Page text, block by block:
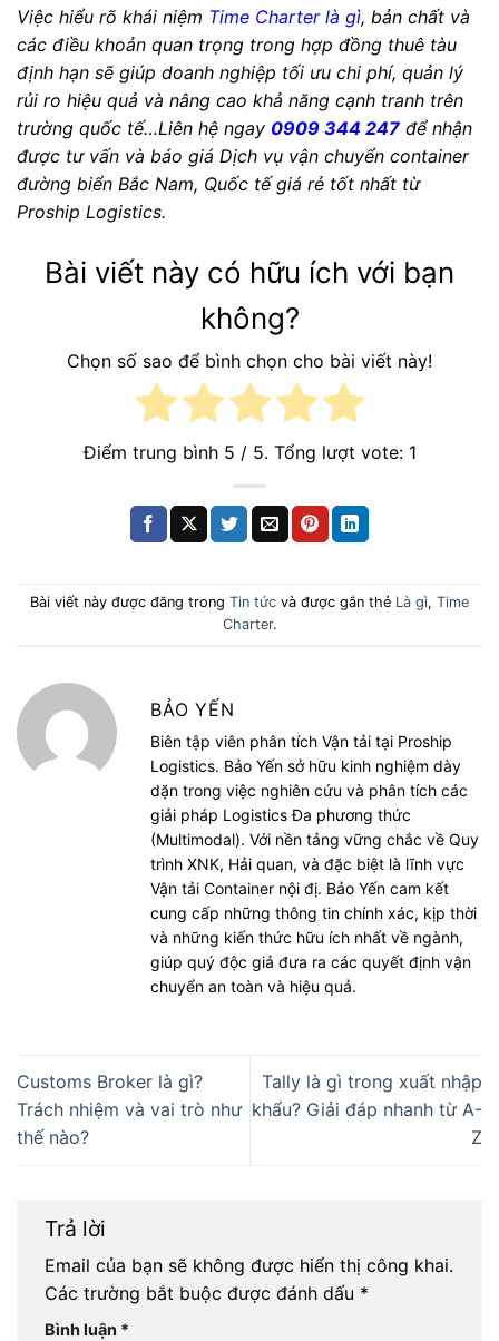
Việc hiểu rõ khái niệm Time Charter là gì, bản chất và
các điều khoản quan trọng trong hợp đồng thuê tàu
định hạn sẽ giúp doanh nghiệp tối ưu chi phí, quản lý
rủi ro hiệu quả và nâng cao khả năng cạnh tranh trên
trường quốc tế…Liên hệ ngay 0909 344 247 để nhận
được tư vấn và báo giá Dịch vụ vận chuyển container
đường biển Bắc Nam, Quốc tế giá rẻ tốt nhất từ
Proship Logistics.
Bài viết này có hữu ích với bạn
không?
Chọn số sao để bình chọn cho bài viết này!
Điểm trung bình 5 / 5. Tổng lượt vote: 1
Bài viết này được đăng trong Tin tức và được gắn thẻ Là gì, Time
Charter.
BẢO YẾN
Biên tập viên phân tích Vận tải tại Proship
Logistics. Bảo Yến sở hữu kinh nghiệm dày
dặn trong việc nghiên cứu và phân tích các
giải pháp Logistics Đa phương thức
(Multimodal). Với nền tảng vững chắc về Quy
trình XNK, Hải quan, và đặc biệt là lĩnh vực
Vận tải Container nội đị. Bảo Yến cam kết
cung cấp những thông tin chính xác, kịp thời
và những kiến thức hữu ích nhất về ngành,
giúp quý độc giả đưa ra các quyết định vận
chuyển an toàn và hiệu quả.
Customs Broker là gì?
Trách nhiệm và vai trò như
thế nào?
Tally là gì trong xuất nhập
khẩu? Giải đáp nhanh từ A-
Z
Trả lời
Email của bạn sẽ không được hiển thị công khai.
Các trường bắt buộc được đánh dấu *
Bình luận *